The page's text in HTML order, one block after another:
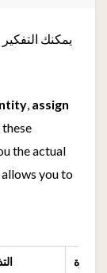
يمكنك
assign
these
the actual
you to